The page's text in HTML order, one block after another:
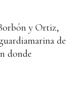
y Ortiz,
de
donde